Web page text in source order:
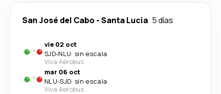
San José del Cabo -Santa Lucia 5 días
vie 02 oct
SJD-NLU· sin escala
Viva Aerobus
mar 06 oct
NLU-SJD· sin escala
Viva Aerobus